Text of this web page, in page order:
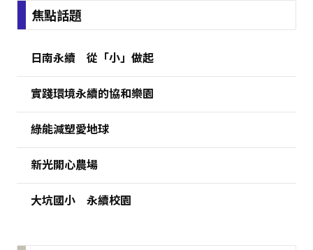
:::
焦點話題
日南永續 從「小」做起
實踐環境永續的協和樂園
綠能減塑愛地球
新光開心農場
大坑國小 永續校園